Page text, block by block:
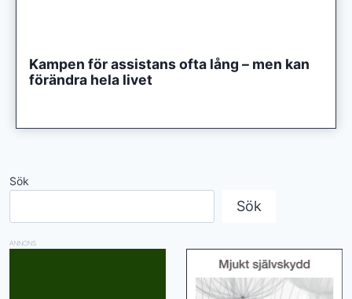
Kampen för assistans ofta lång – men kan
förändra hela livet
Sök
Sök
ANNONS